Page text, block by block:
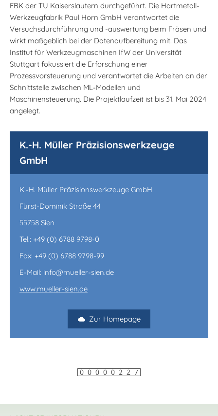
FBK der TU Kaiserslautern durchgeführt. Die Hartmetall-
Werkzeugfabrik Paul Horn GmbH verantwortet die
Versuchsdurchführung und -auswertung beim Fräsen und
wirkt maßgeblich bei der Datenaufbereitung mit. Das
Institut für Werkzeugmaschinen IfW der Universität
Stuttgart fokussiert die Erforschung einer
Prozessvorsteuerung und verantwortet die Arbeiten an der
Schnittstelle zwischen ML-Modellen und
Maschinensteuerung. Die Projektlaufzeit ist bis 31. Mai 2024
angelegt.
K.-H. Müller Präzisionswerkzeuge
GmbH
K.-H. Müller Präzisionswerkzeuge GmbH
Fürst-Dominik Straße 44
55758 Sien
Tel.: +49 (0) 6788 9798-0
Fax: +49 (0) 6788 9798-99
E-Mail: info@mueller-sien.de
www.mueller-sien.de
Zur Homepage